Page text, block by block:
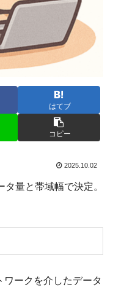
はてブ
コピー
2025.10.02
量と帯域幅で決定。
ークを介したデータ